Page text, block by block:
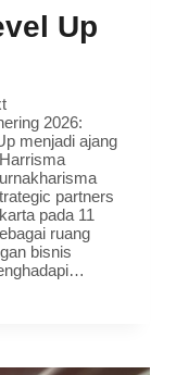
Up
2026:
menjadi ajang
partners
pada 11
ruang
bisnis